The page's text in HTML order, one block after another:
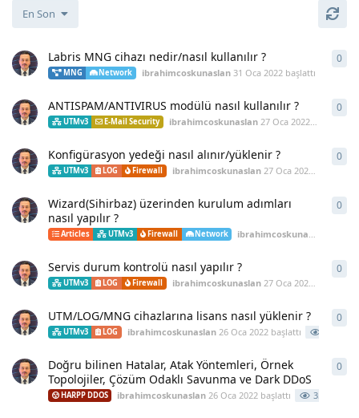
En Son
Labris MNG cihazı nedir/nasıl kullanılır ?
MNG Network ibrahimcoskunaslan 31 Oca 2022başlattı
0
ANTISPAM/ANTIVIRUS modülü nasıl kullanılır ?
UTMv3 E-Mail Security ibrahimcoskunaslan 27 Oca 2022başlattı
0
Konfigürasyon yedeği nasıl alınır/yüklenir ?
UTMv3 LOG Firewall ibrahimcoskunaslan 27 Oca 2022 başlattı
0
Wizard(Sihirbaz) üzerinden kurulum adımları
nasıl yapılır ?
Articles UTMv3 Firewall Network ibrahimcoskunaslan
0
Servis durum kontrolü nasıl yapılır ?
UTMv3 LOG Firewall ibrahimcoskunaslan 27 Oca 2022 başlattı
0
UTM/LOG/MNG cihazlarına lisans nasıl yüklenir ?
UTMv3 LOG ibrahimcoskunaslan 26 Oca 2022başlattı
0
Doğru bilinen Hatalar, Atak Yöntemleri, Örnek
Topolojiler, Çözüm Odaklı Savunma ve Dark DDoS
HARPP DDOS ibrahimcoskunaslan 26 Oca 2022 başlattı 35102
0